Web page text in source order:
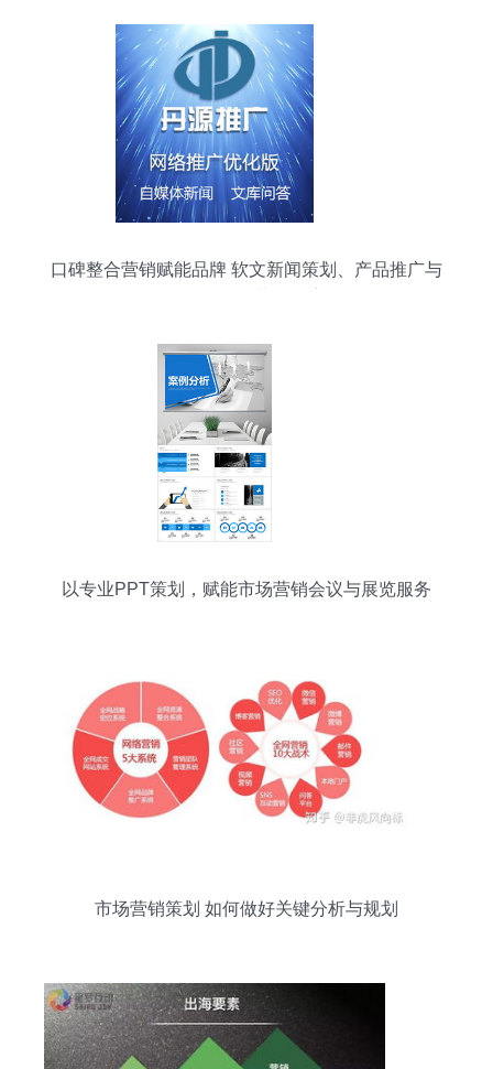
口碑整合营销赋能品牌 软文新闻策划、产品推广与
以专业PPT策划，赋能市场营销会议与展览服务
市场营销策划 如何做好关键分析与规划